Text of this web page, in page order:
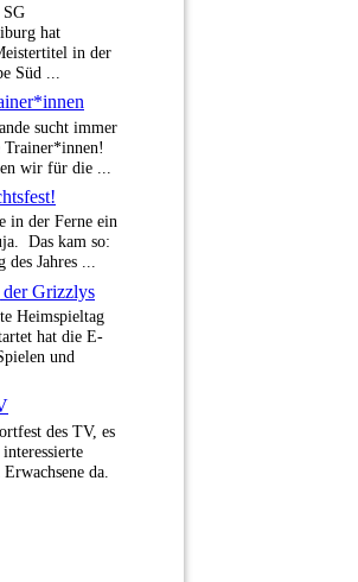
SG
hat
in der
Süd ...
sucht immer
Trainer*innen!
wir für die ...
in der Ferne ein
Das kam so:
des Jahres ...
Grizzlys
Heimspieltag
hat die E-
und
des TV, es
da.